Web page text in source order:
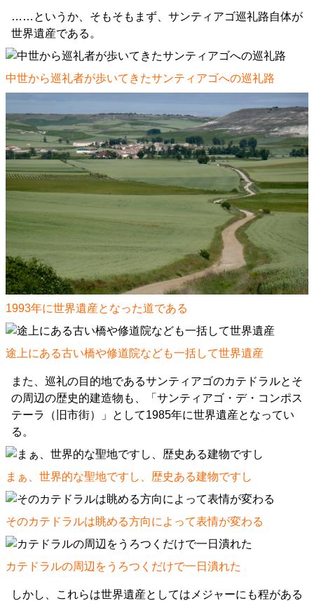
……というか、そもそもまず、サンティアゴ巡礼路自体が
世界遺産である。
中世から巡礼者が歩いてきたサンティアゴへの巡礼路
1993年に世界遺産となった道である
途上にある古い橋や修道院なども一括して世界遺産
また、巡礼の目的地であるサンティアゴのカテドラルとそ
の周辺の歴史的建造物も、「サンティアゴ・デ・コンポス
テーラ（旧市街）」として1985年に世界遺産となってい
る。
まぁ、世界的な聖地ですし、歴史ある建物ですし
そのカテドラルは眺める方向によって表情が変わる
カテドラルの周辺をうろつくだけで一日潰れた
しかし、これらは世界遺産としてはメジャーにも程がある